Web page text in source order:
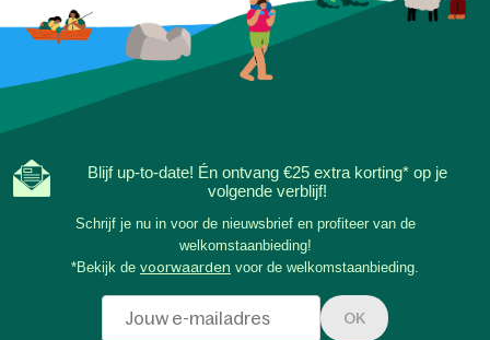
Blijf up-to-date! Én ontvang €25 extra korting* op je
volgende verblijf!
Schrijf je nu in voor de nieuwsbrief en profiteer van de
welkomstaanbieding!
*Bekijk de voorwaarden voor de welkomstaanbieding.
OK